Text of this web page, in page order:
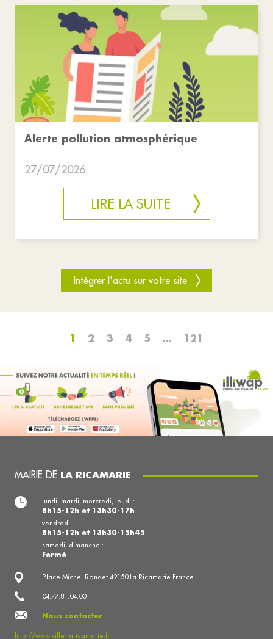
Alerte pollution atmosphérique
27/07/2026
LIRE LA SUITE
Intégrer l'actu sur votre site
1 2 3 4 5 … 121
MAIRIE DE LA RICAMARIE
Place Michel Rondet 42150 La Ricamarie France
04.77.81.04.00
Nous contacter
http://www.ville-laricamarie.fr
lundi, mardi, mercredi, jeudi :
8h15-12h et 13h30-17h
vendredi :
8h15-12h et 13h30-15h45
samedi, dimanche :
Fermé